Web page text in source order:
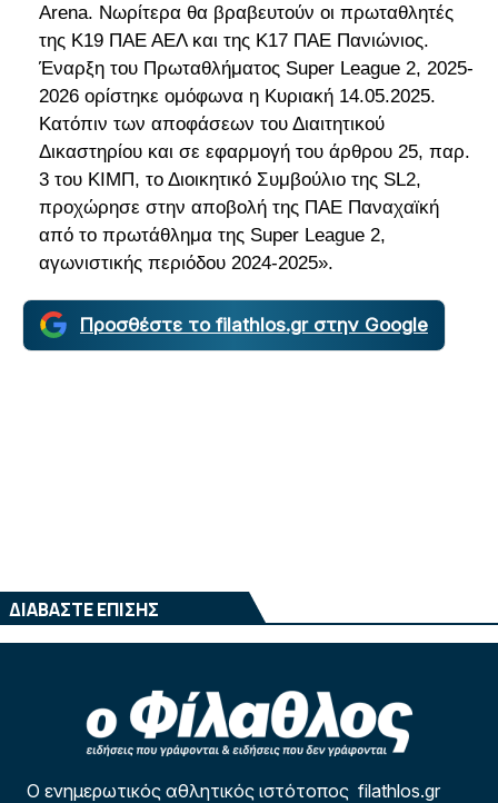
Arena. Νωρίτερα θα βραβευτούν οι πρωταθλητές
της Κ19 ΠΑΕ ΑΕΛ και της Κ17 ΠΑΕ Πανιώνιος.
Έναρξη του Πρωταθλήματος Super League 2, 2025-
2026 ορίστηκε ομόφωνα η Κυριακή 14.05.2025.
Κατόπιν των αποφάσεων του Διαιτητικού
Δικαστηρίου και σε εφαρμογή του άρθρου 25, παρ.
3 του ΚΙΜΠ, το Διοικητικό Συμβούλιο της SL2,
προχώρησε στην αποβολή της ΠΑΕ Παναχαϊκή
από το πρωτάθλημα της Super League 2,
αγωνιστικής περιόδου 2024-2025».
Προσθέστε το filathlos.gr στην Google
ΔΙΑΒΑΣΤΕ ΕΠΙΣΗΣ
Ο ενημερωτικός αθλητικός ιστότοπος filathlos.gr